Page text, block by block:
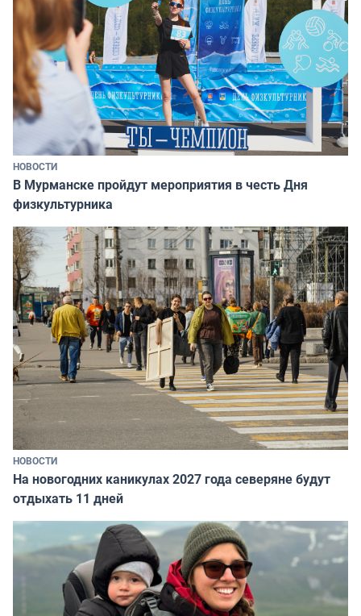
НОВОСТИ
В Мурманске пройдут мероприятия в честь Дня
физкультурника
НОВОСТИ
На новогодних каникулах 2027 года северяне будут
отдыхать 11 дней